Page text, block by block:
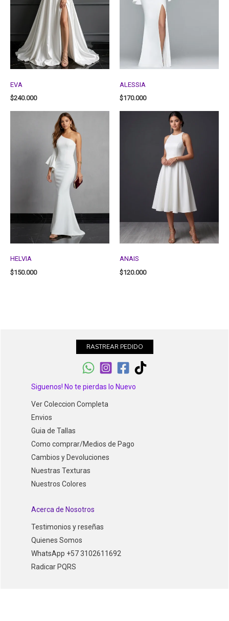
EVA
$240.000
ALESSIA
$170.000
HELVIA
$150.000
ANAIS
$120.000
RASTREAR PEDIDO
Siguenos! No te pierdas lo Nuevo
Ver Coleccion Completa
Envios
Guia de Tallas
Como comprar/Medios de Pago
Cambios y Devoluciones
Nuestras Texturas
Nuestros Colores
Acerca de Nosotros
Testimonios y reseñas
Quienes Somos
WhatsApp +57 3102611692
Radicar PQRS